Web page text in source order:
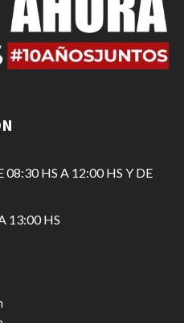
08:30 HS A 12:00 HS Y DE
13:00 HS